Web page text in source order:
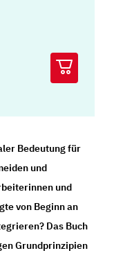
Bedeutung für
und
und
von Beginn an
Das Buch
Grundprinzipien